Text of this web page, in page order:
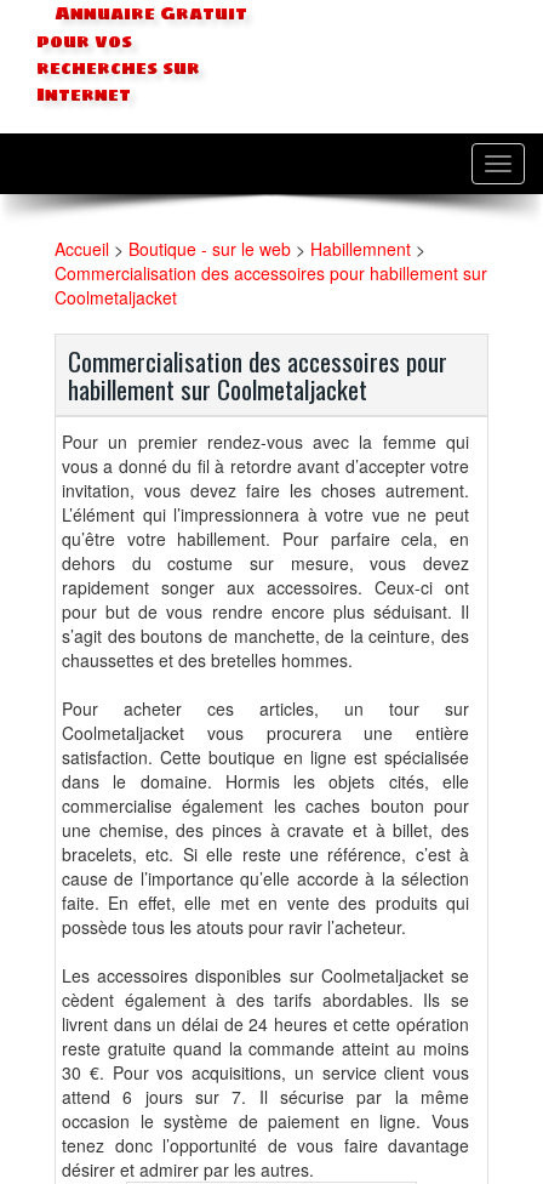
Annuaire Gratuit
pour vos
recherches sur
Internet
Accueil > Boutique - sur le web > Habillemnent >
Commercialisation des accessoires pour habillement sur
Coolmetaljacket
Commercialisation des accessoires pour
habillement sur Coolmetaljacket
Pour un premier rendez-vous avec la femme qui
vous a donné du fil à retordre avant d’accepter votre
invitation, vous devez faire les choses autrement.
L’élément qui l’impressionnera à votre vue ne peut
qu’être votre habillement. Pour parfaire cela, en
dehors du costume sur mesure, vous devez
rapidement songer aux accessoires. Ceux-ci ont
pour but de vous rendre encore plus séduisant. Il
s’agit des boutons de manchette, de la ceinture, des
chaussettes et des bretelles hommes.
Pour acheter ces articles, un tour sur
Coolmetaljacket vous procurera une entière
satisfaction. Cette boutique en ligne est spécialisée
dans le domaine. Hormis les objets cités, elle
commercialise également les caches bouton pour
une chemise, des pinces à cravate et à billet, des
bracelets, etc. Si elle reste une référence, c’est à
cause de l’importance qu’elle accorde à la sélection
faite. En effet, elle met en vente des produits qui
possède tous les atouts pour ravir l’acheteur.
Les accessoires disponibles sur Coolmetaljacket se
cèdent également à des tarifs abordables. Ils se
livrent dans un délai de 24 heures et cette opération
reste gratuite quand la commande atteint au moins
30 €. Pour vos acquisitions, un service client vous
attend 6 jours sur 7. Il sécurise par la même
occasion le système de paiement en ligne. Vous
tenez donc l’opportunité de vous faire davantage
désirer et admirer par les autres.